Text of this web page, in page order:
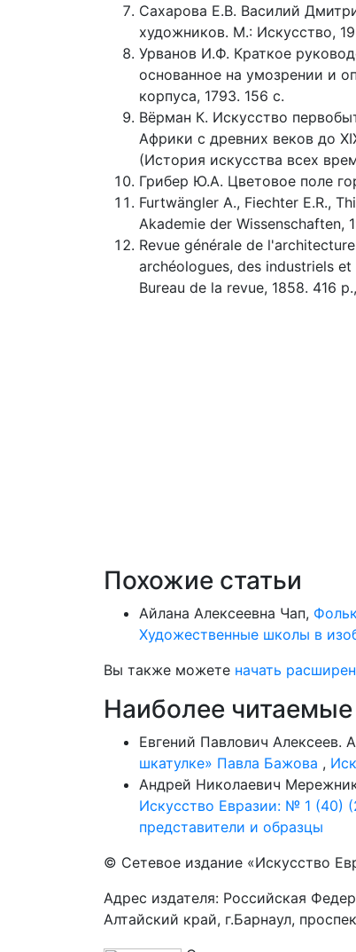
Сахарова Е.В. Василий
художников. М.: Искусство,
Урванов И.Ф. Краткое
основанное на умозрении и
корпуса, 1793. 156 с.
Вёрман К. Искусство
Африки с древних веков до
(История искусства всех
Грибер Ю.А. Цветовое поле
Furtwängler A., Fiechter E.R.,
Akademie der Wissenschaften,
Revue générale de
archéologues, des industriels
Bureau de la revue, 1858. 416
Похожие статьи
Айлана Алексеевна Чап,
Художественные школы в
Вы также можете начать
Наиболее читаемые
Евгений Павлович Алексеев.
шкатулке» Павла Бажова ,
Андрей Николаевич
Искусство Евразии: № 1 (40)
представители и образцы
© Сетевое издание «Искусство
Адрес издателя: Российская
Алтайский край, г.Барнаул,